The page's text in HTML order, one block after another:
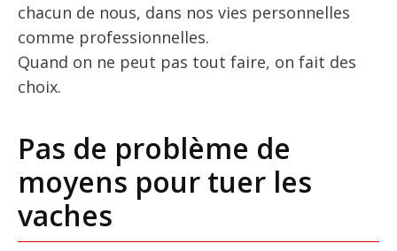
chacun de nous, dans nos vies personnelles
comme professionnelles.
Quand on ne peut pas tout faire, on fait des
choix.
Pas de problème de
moyens pour tuer les
vaches